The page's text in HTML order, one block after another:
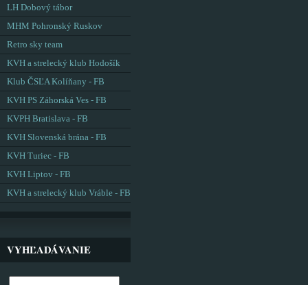
LH Dobový tábor
MHM Pohronský Ruskov
Retro sky team
KVH a strelecký klub Hodošík
Klub ČSĽA Kolíňany - FB
KVH PS Záhorská Ves - FB
KVPH Bratislava - FB
KVH Slovenská brána - FB
KVH Turiec - FB
KVH Liptov - FB
KVH a strelecký klub Vráble - FB
VYHĽADÁVANIE